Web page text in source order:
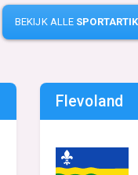
BEKIJK ALLE
Flevoland